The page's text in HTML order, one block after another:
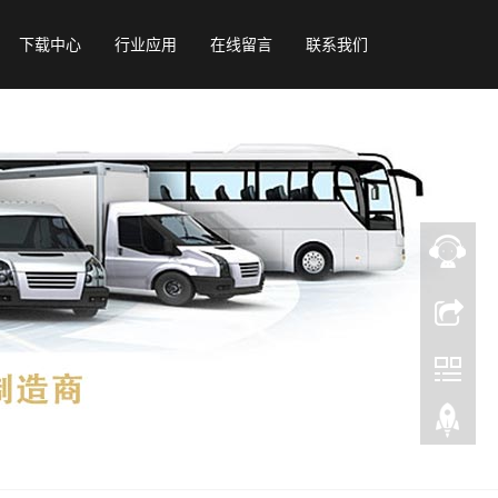
下载中心 行业应用 在线留言 联系我们